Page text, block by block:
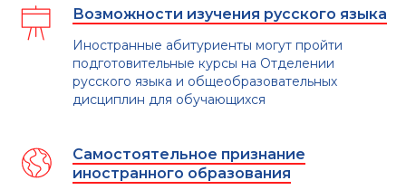
Возможности изучения русского языка
Иностранные абитуриенты могут пройти
подготовительные курсы на Отделении
русского языка и общеобразовательных
дисциплин для обучающихся
Самостоятельное признание
иностранного образования